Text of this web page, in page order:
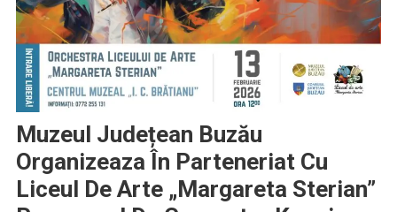
Muzeul Județean Buzău
Organizeaza În Parteneriat Cu
Liceul De Arte „Margareta Sterian”